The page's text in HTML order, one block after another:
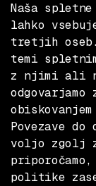
Naša
lahko
tretjih oseb.
temi
z njimi ali
odgovarjamo
Povezave
voljo zgolj
politike